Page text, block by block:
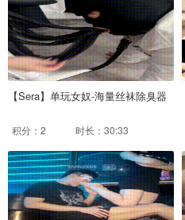
【Sera】单玩女奴-海量丝袜除臭器
积分：2 时长：30:33